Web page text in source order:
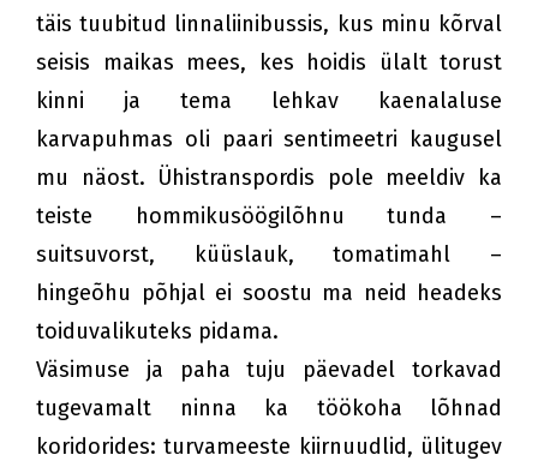
täis tuubitud linnaliinibussis, kus minu kõrval
seisis maikas mees, kes hoidis ülalt torust
kinni ja tema lehkav kaenalaluse
karvapuhmas oli paari sentimeetri kaugusel
mu näost. Ühistranspordis pole meeldiv ka
teiste hommikusöögilõhnu tunda –
suitsuvorst, küüslauk, tomatimahl –
hingeõhu põhjal ei soostu ma neid headeks
toiduvalikuteks pidama.
Väsimuse ja paha tuju päevadel torkavad
tugevamalt ninna ka töökoha lõhnad
koridorides: turvameeste kiirnuudlid, ülitugev